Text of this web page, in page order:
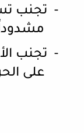
- تجنب
- تجنب
على